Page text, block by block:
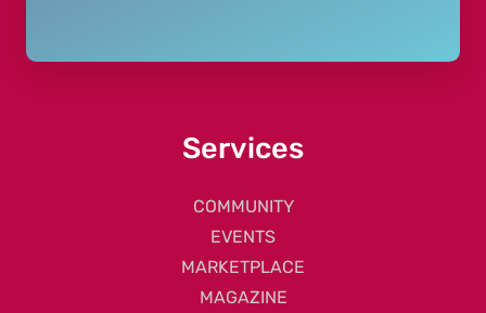
Services
COMMUNITY
EVENTS
MARKETPLACE
MAGAZINE